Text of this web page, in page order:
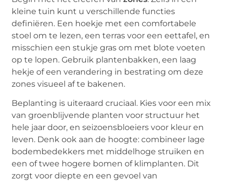
kleine tuin kunt u verschillende functies
definiëren. Een hoekje met een comfortabele
stoel om te lezen, een terras voor een eettafel, en
misschien een stukje gras om met blote voeten
op te lopen. Gebruik plantenbakken, een laag
hekje of een verandering in bestrating om deze
zones visueel af te bakenen.
Beplanting is uiteraard cruciaal. Kies voor een mix
van groenblijvende planten voor structuur het
hele jaar door, en seizoensbloeiers voor kleur en
leven. Denk ook aan de hoogte: combineer lage
bodembedekkers met middelhoge struiken en
een of twee hogere bomen of klimplanten. Dit
zorgt voor diepte en een gevoel van